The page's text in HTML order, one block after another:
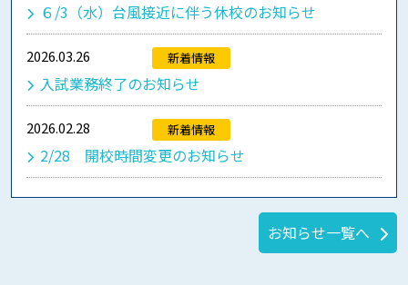
６/3（水）台風接近に伴う休校のお知らせ
2026.03.26 新着情報
入試業務終了のお知らせ
2026.02.28 新着情報
2/28 開校時間変更のお知らせ
お知らせ一覧へ